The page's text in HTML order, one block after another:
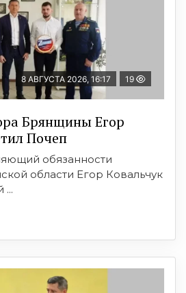
8 АВГУСТА 2026, 16:17 19
Брянщины Егор
Почеп
обязанности
области Егор Ковальчук
...